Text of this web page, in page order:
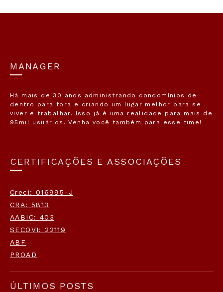
MANAGER
Há mais de 30 anos administrando condomínios de
dentro para fora e criando um lugar melhor para se
viver e trabalhar. Isso já é uma realidade para mais de
95mil usuários. Venha você também para esse time!
CERTIFICAÇÕES E ASSOCIAÇÕES
Creci: 016995-J
CRA: 5813
AABIC: 403
SECOVI: 22119
ABF
PROAD
ÚLTIMOS POSTS